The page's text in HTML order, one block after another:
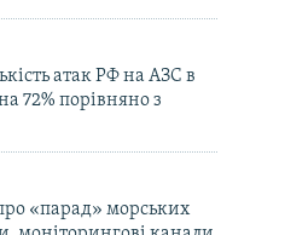
атак РФ на АЗС в
72% порівняно з
«парад» морських